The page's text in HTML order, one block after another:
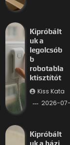
Kipróbált
uk a
legolcsób
b
robotabla
ktisztítót
Kiss Kata
2026-
Kipróbált